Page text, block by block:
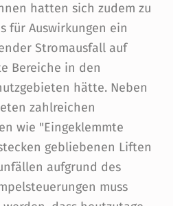
hatten sich zudem zu
für Auswirkungen ein
Stromausfall auf
Bereiche in den
hätte. Neben
zahlreichen
wie "Eingeklemmte
gebliebenen Liften
aufgrund des
muss